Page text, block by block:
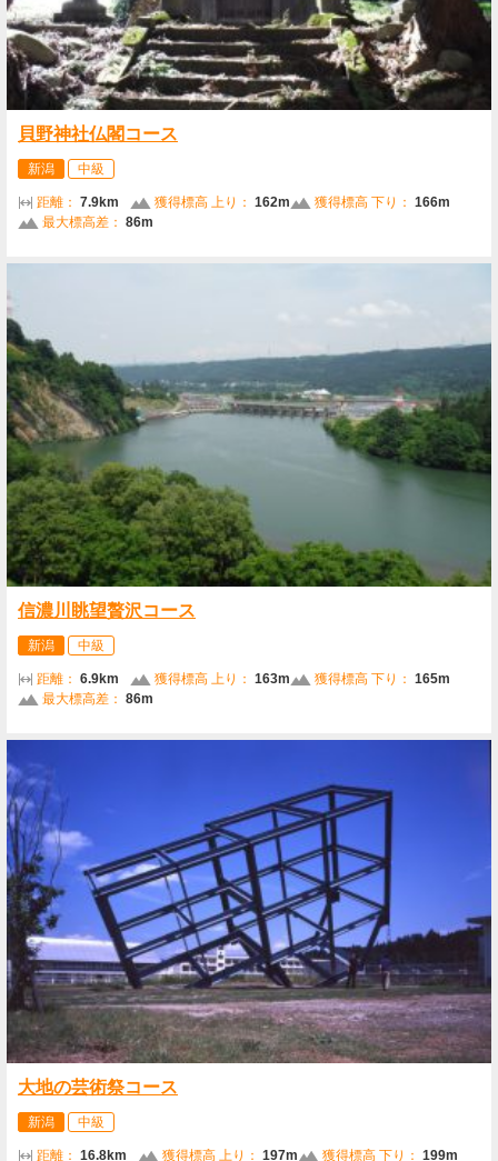
貝野神社仏閣コース
新潟 中級
距離： 7.9km 獲得標高 上り： 162m 獲得標高 下り： 166m
最大標高差： 86m
信濃川眺望贅沢コース
新潟 中級
距離： 6.9km 獲得標高 上り： 163m 獲得標高 下り： 165m
最大標高差： 86m
大地の芸術祭コース
新潟 中級
距離： 16.8km 獲得標高 上り： 197m 獲得標高 下り： 199m